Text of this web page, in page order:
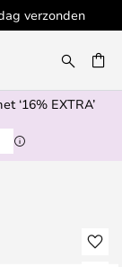
verzonden
‘16% EXTRA’